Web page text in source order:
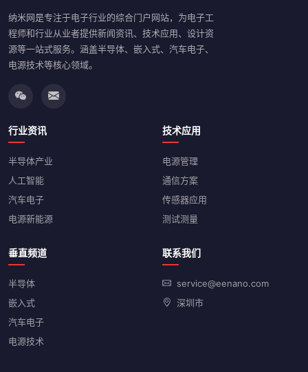
纳米网是专注于电子行业的综合门户网站，为电子工
程师和行业从业者提供新闻资讯、技术应用、设计资
源等一站式服务。涵盖半导体、嵌入式、汽车电子、
电源技术等核心领域。
行业资讯
半导体产业
人工智能
汽车电子
电源新能源
技术应用
电源管理
通信方案
传感器应用
测试测量
垂直频道
半导体
嵌入式
汽车电子
电源技术
联系我们
service@eenano.com
深圳市